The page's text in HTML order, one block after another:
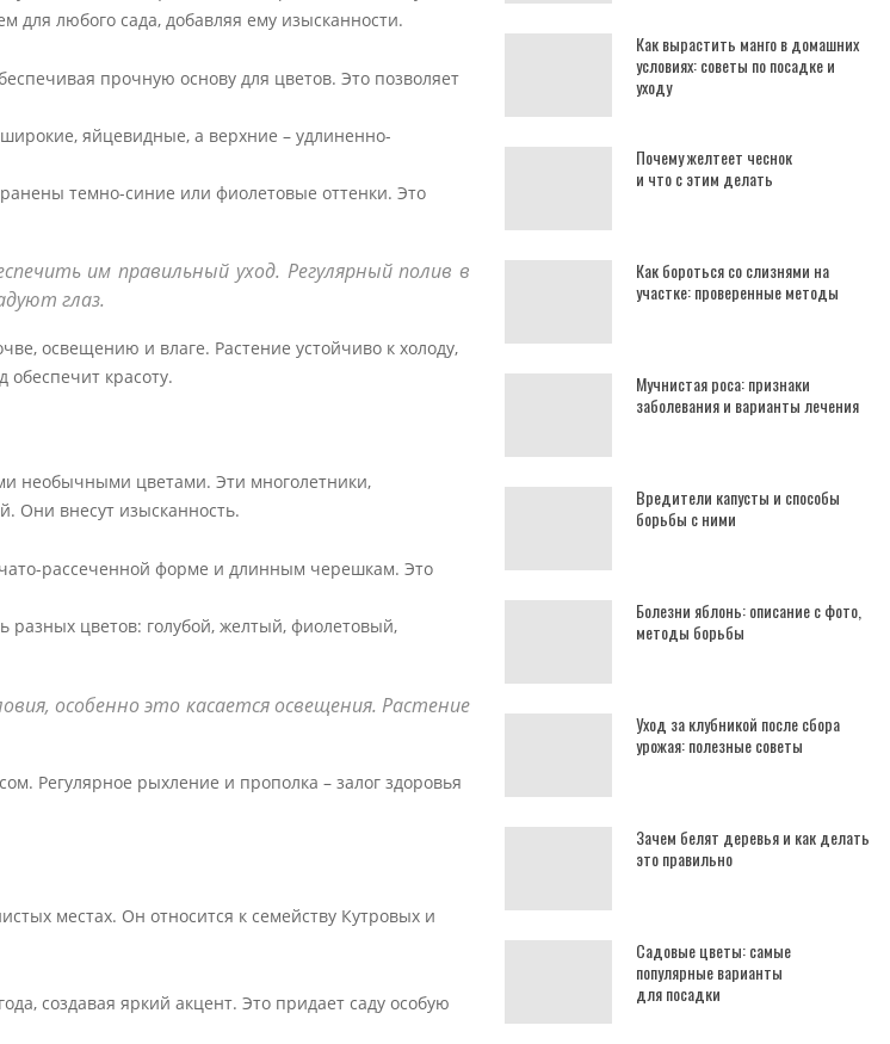
любого сада, добавляя ему изысканности.
прочную основу для цветов. Это позволяет
яйцевидные, а верхние – удлиненно-
темно-синие или фиолетовые оттенки. Это
им правильный уход. Регулярный полив в
глаз.
освещению и влаге. Растение устойчиво к холоду,
красоту.
необычными цветами. Эти многолетники,
Они внесут изысканность.
рассеченной форме и длинным черешкам. Это
разных цветов: голубой, желтый, фиолетовый,
особенно это касается освещения. Растение
Регулярное рыхление и прополка – залог здоровья
местах. Он относится к семейству Кутровых и
создавая яркий акцент. Это придает саду особую
Как вырастить манго в домашних
условиях: советы по посадке и
уходу
Почему желтеет чеснок
и что с этим делать
Как бороться со слизнями на
участке: проверенные методы
Мучнистая роса: признаки
заболевания и варианты лечения
Вредители капусты и способы
борьбы с ними
Болезни яблонь: описание с фото,
методы борьбы
Уход за клубникой после сбора
урожая: полезные советы
Зачем белят деревья и как делать
это правильно
Садовые цветы: самые
популярные варианты
для посадки